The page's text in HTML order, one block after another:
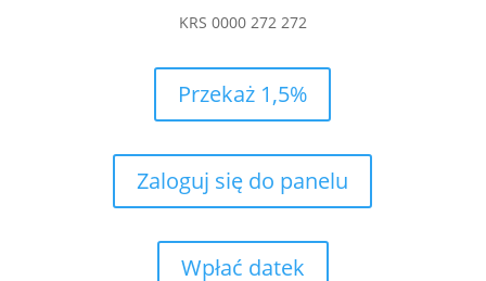
KRS 0000 272 272
Przekaż 1,5%
Zaloguj się do panelu
Wpłać datek